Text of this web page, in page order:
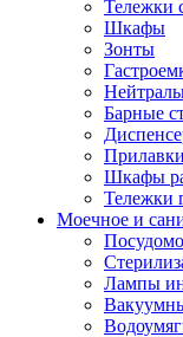
Тележки
Шкафы
Зонты
Барные
Шкафы
Тележки
Моечное и
Лампы